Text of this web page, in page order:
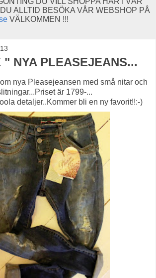
ALLTID BESÖKA VÅR WEBSHOP PÅ
VÄLKOMMEN !!!
" NYA PLEASEJEANS...
nya Pleasejeansen med små nitar och
är 1799-...
detaljer..Kommer bli en ny favorit!!:-)